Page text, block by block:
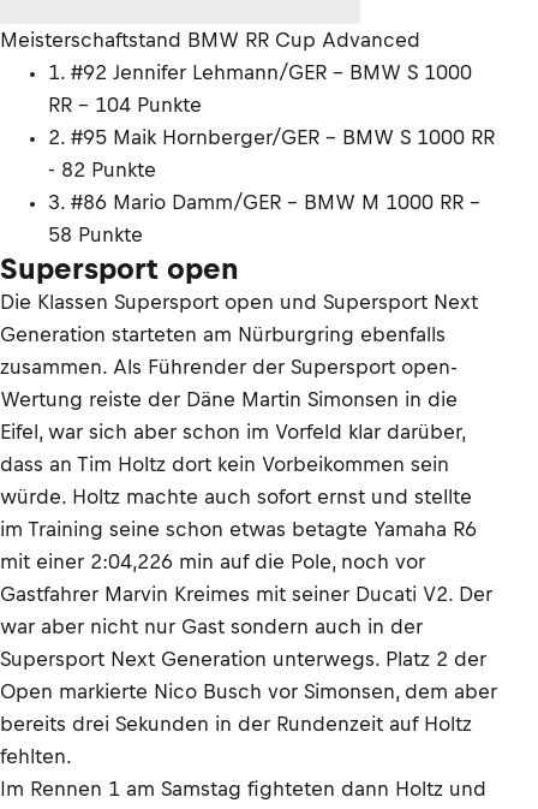
Meisterschaftstand BMW RR Cup Advanced
1. #92 Jennifer Lehmann/GER - BMW S 1000
RR - 104 Punkte
2. #95 Maik Hornberger/GER - BMW S 1000 RR
- 82 Punkte
3. #86 Mario Damm/GER - BMW M 1000 RR -
58 Punkte
Supersport open
Die Klassen Supersport open und Supersport Next
Generation starteten am Nürburgring ebenfalls
zusammen. Als Führender der Supersport open-
Wertung reiste der Däne Martin Simonsen in die
Eifel, war sich aber schon im Vorfeld klar darüber,
dass an Tim Holtz dort kein Vorbeikommen sein
würde. Holtz machte auch sofort ernst und stellte
im Training seine schon etwas betagte Yamaha R6
mit einer 2:04,226 min auf die Pole, noch vor
Gastfahrer Marvin Kreimes mit seiner Ducati V2. Der
war aber nicht nur Gast sondern auch in der
Supersport Next Generation unterwegs. Platz 2 der
Open markierte Nico Busch vor Simonsen, dem aber
bereits drei Sekunden in der Rundenzeit auf Holtz
fehlten.
Im Rennen 1 am Samstag fighteten dann Holtz und